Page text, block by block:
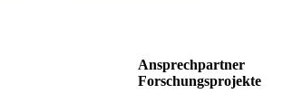
Ansprechpartner
Forschungsprojekte